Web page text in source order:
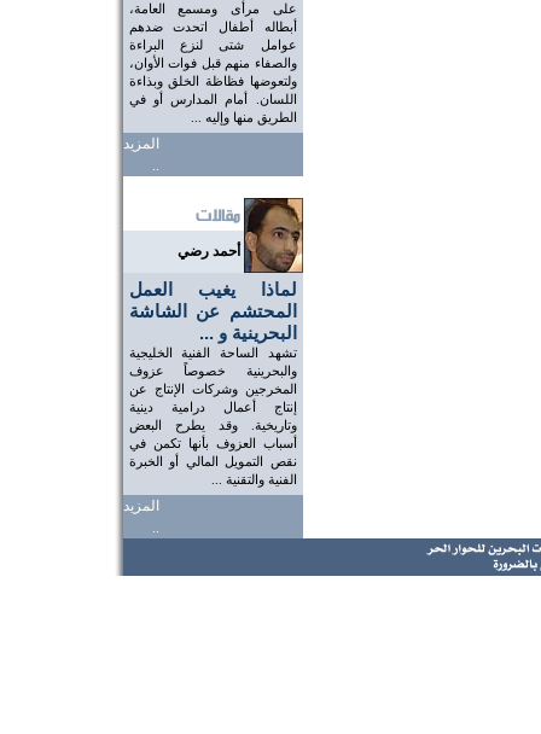
على مرأى ومسمع العامة،
أبطاله أطفال اتحدت ضدهم
عوامل شتى لنزع البراءة
والصفاء منهم قبل فوات الأوان،
ولتعوضها فظاظة الخلق وبذاءة
اللسان. أمام المدارس أو في
الطريق منها وإليه ...
المزيد
..
أحمد رضي
لماذا يغيب العمل
المحتشم عن الشاشة
البحرينية و ...
تشهد الساحة الفنية الخليجية
والبحرينية خصوصاً عزوف
المخرجين وشركات الإنتاج عن
إنتاج أعمال درامية دينية
وتاريخية. وقد يطرح البعض
أسباب العزوف بأنها تكمن في
نقص التمويل المالي أو الخبرة
الفنية والتقنية ...
المزيد
..